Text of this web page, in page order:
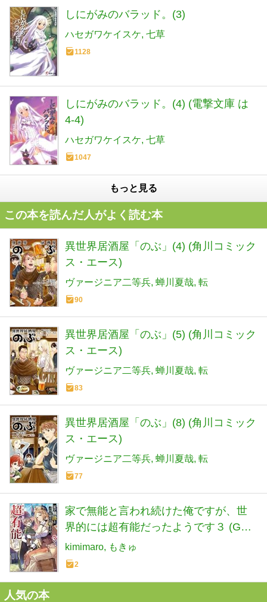
しにがみのバラッド。(3)
ハセガワケイスケ 七草
1128
しにがみのバラッド。(4) (電撃文庫 は
4-4)
ハセガワケイスケ 七草
1047
もっと見る
この本を読んだ人がよく読む本
異世界居酒屋「のぶ」(4) (角川コミック
ス・エース)
ヴァージニア二等兵 蝉川夏哉 転
90
異世界居酒屋「のぶ」(5) (角川コミック
ス・エース)
ヴァージニア二等兵 蝉川夏哉 転
83
異世界居酒屋「のぶ」(8) (角川コミック
ス・エース)
ヴァージニア二等兵 蝉川夏哉 転
77
家で無能と言われ続けた俺ですが、世
界的には超有能だったようです３ (GA
文庫)
kimimaro もきゅ
2
人気の本